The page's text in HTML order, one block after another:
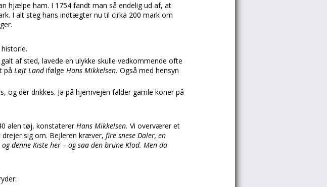
hjælpe ham. I 1754 fandt man så endelig ud af, at
I alt steg hans indtægter nu til cirka 200 mark om
af sted, lavede en ulykke skulle vedkommende ofte
på Løjt Landifølge Hans Mikkelsen. Også med hensyn
og der drikkes. Ja på hjemvejen falder gamle koner på
alen tøj, konstatererHans Mikkelsen. Vi overværer et
sig om. Bejleren kræver, fire snese Daler, en
denne Kiste her – og saa den brune Klod. Men da